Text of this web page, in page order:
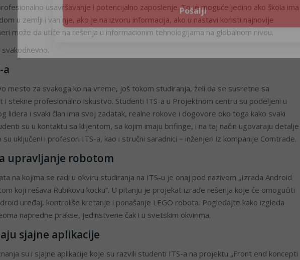
usavršavanje i potencijalno zaposlenje. To je moguće jedino ako škola ima
u zemlji i van nje, ako je na izvoru informacija, ako u nastavi koristi najnovije
može da utiče na rešenja u informacionim tehnologijama na globalnom nivou.
a
mesto za svakoga ko na vreme, još tokom studiranja, želi da se susretne sa
i stekne profesionalno iskustvo. Studenti ITS-a u Projektnom centru su podeljeni u
lidera i svaki član ima svoj zadatak, realne rokove i dogovore oko toga kako svaki
su u kontaktu sa klijentom, sa kojim imaju brifinge, i na taj način ugovaraju detalje
uključeni i profesori ITS-a, kao i stručni saradnici – inženjeri iz kompanije Comtrade.
upravljanje robotom
na kojima se radi u okviru studiranja na ITS-u je onaj pod nazivom „Izrada Android
koji rešava Rubikovu kocku”. U pitanju je projekat izrade rešenja koje će omogućiti
uređaj, kontroliše kretanje i ponašanje LEGO robota. Pogledajte kako izgleda
napredne prakse, jedinstvene čak i u svetskim okvirima.
sjajne aplikacije
su i sjajne aplikacije koje su razvili studenti ITS-a na projektu „Front end koncepti